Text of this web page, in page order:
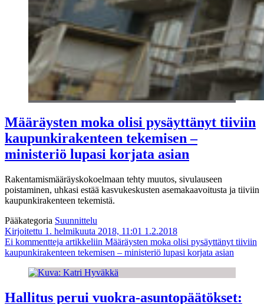
Määräysten moka olisi pysäyttänyt tiiviin
kaupunkirakenteen tekemisen –
ministeriö lupasi korjata asian
Rakentamismääräyskokoelmaan tehty muutos, sivulauseen
poistaminen, uhkasi estää kasvukeskusten asemakaavoitusta ja tiiviin
kaupunkirakenteen tekemistä.
Pääkategoria Suunnittelu
Kirjoitettu 1. helmikuuta 2018, 11:01 1.2.2018
Ei kommentteja artikkeliin Määräysten moka olisi pysäyttänyt tiiviin
kaupunkirakenteen tekemisen – ministeriö lupasi korjata asian
Hallitus perui vuokra-asuntopäätökset: